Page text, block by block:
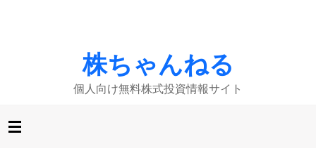
株ちゃんねる
個人向け無料株式投資情報サイト